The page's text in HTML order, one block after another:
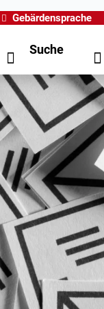
Gebärdensprache
Suche